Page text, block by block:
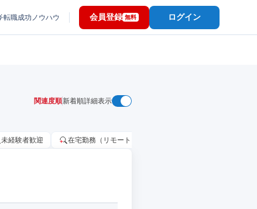
転職成功ノウハウ 会員登録 無料 ログイン
関連度順新着順詳細表示
未経験者歓迎 在宅勤務（リモートワーク）OK